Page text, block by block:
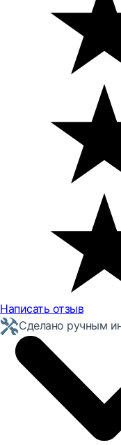
Написать отзыв
Сделано ручным